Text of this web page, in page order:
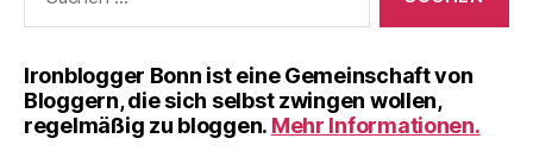
Iron­blog­ger Bonn ist eine Gemein­schaft von
Blog­gern, die sich selbst zwin­gen wol­len,
regel­mä­ßig zu blog­gen. Mehr Informationen.